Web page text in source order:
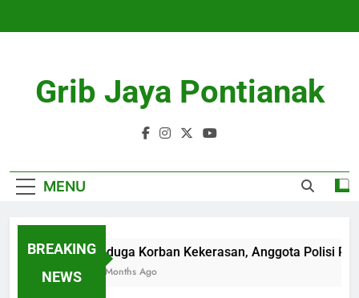
Grib Jaya Pontianak
MENU
BREAKING
NEWS
Diduga Korban Kekerasan, Anggota Polisi
4 Months Ago